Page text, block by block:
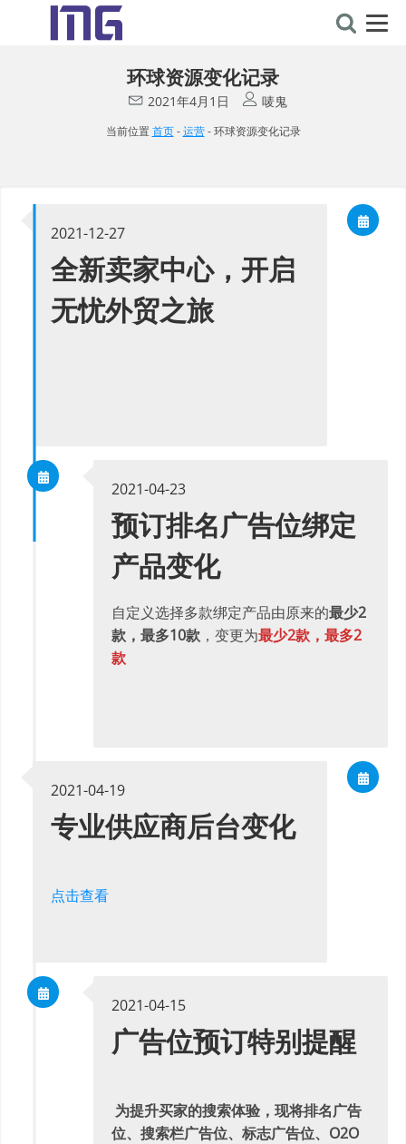
环球资源变化记录
2021年4月1日 唛鬼
当前位置 首页-运营-环球资源变化记录
2021-12-27
全新卖家中心，开启
无忧外贸之旅
2021-04-23
预订排名广告位绑定
产品变化
自定义选择多款绑定产品由原来的最少2
款，最多10款 ，变更为最少2款，最多2
款
2021-04-19
专业供应商后台变化
点击查看
2021-04-15
广告位预订特别提醒
为提升买家的搜索体验，现将排名广告
位、搜索栏广告位、标志广告位、O2O